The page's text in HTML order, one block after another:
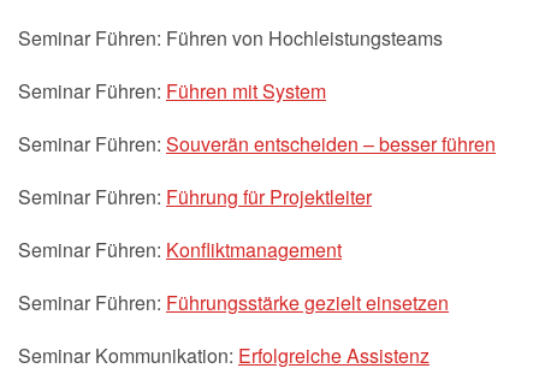
Seminar Führen: Führen von Hochleistungsteams
Seminar Führen: Führen mit System
Seminar Führen: Souverän entscheiden – besser führen
Seminar Führen: Führung für Projektleiter
Seminar Führen: Konfliktmanagement
Seminar Führen: Führungsstärke gezielt einsetzen
Seminar Kommunikation: Erfolgreiche Assistenz